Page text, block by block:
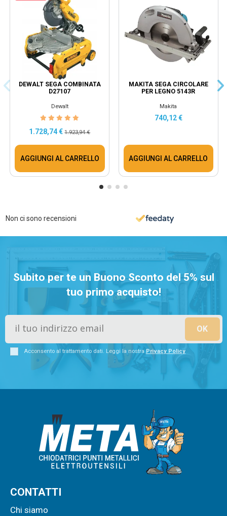
DEWALT SEGA COMBINATA
D27107
Dewalt
1.728,74 €1.923,94 €
AGGIUNGI AL CARRELLO
MAKITA SEGA CIRCOLARE
PER LEGNO 5143R
Makita
740,12 €
AGGIUNGI AL CARRELLO
Non ci sono recensioni
Subito per te un Buono Sconto del 5% sul
tuo primo acquisto!
Acconsento al trattamento dati. Leggi la nostra Privacy Policy
CONTATTI
Chi siamo